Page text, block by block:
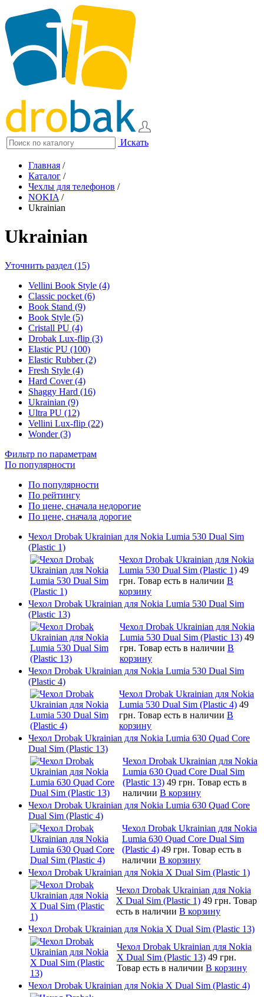
Искать
Главная /
Каталог /
Чехлы для телефонов /
NOKIA /
Ukrainian
Ukrainian
Уточнить раздел (15)
Vellini Book Style (4)
Classic pocket (6)
Book Stand (9)
Book Style (5)
Cristall PU (4)
Drobak Lux-flip (3)
Elastic PU (100)
Elastic Rubber (2)
Fresh Style (4)
Hard Cover (4)
Shaggy Hard (16)
Ukrainian (9)
Ultra PU (12)
Vellini Lux-flip (22)
Wonder (3)
Фильтр по параметрам
По популярности
По популярности
По рейтингу
По цене, сначала недорогие
По цене, сначала дорогие
Чехол Drobak Ukrainian для Nokia Lumia 530 Dual Sim
(Plastic 1)
Чехол Drobak Ukrainian для Nokia
Lumia 530 Dual Sim (Plastic 1) 49
грн. Товар есть в наличии В
корзину
Чехол Drobak Ukrainian для Nokia Lumia 530 Dual Sim
(Plastic 13)
Чехол Drobak Ukrainian для Nokia
Lumia 530 Dual Sim (Plastic 13) 49
грн. Товар есть в наличии В
корзину
Чехол Drobak Ukrainian для Nokia Lumia 530 Dual Sim
(Plastic 4)
Чехол Drobak Ukrainian для Nokia
Lumia 530 Dual Sim (Plastic 4) 49
грн. Товар есть в наличии В
корзину
Чехол Drobak Ukrainian для Nokia Lumia 630 Quad Core
Dual Sim (Plastic 13)
Чехол Drobak Ukrainian для Nokia
Lumia 630 Quad Core Dual Sim
(Plastic 13) 49 грн. Товар есть в
наличии В корзину
Чехол Drobak Ukrainian для Nokia Lumia 630 Quad Core
Dual Sim (Plastic 4)
Чехол Drobak Ukrainian для Nokia
Lumia 630 Quad Core Dual Sim
(Plastic 4) 49 грн. Товар есть в
наличии В корзину
Чехол Drobak Ukrainian для Nokia X Dual Sim (Plastic 1)
Чехол Drobak Ukrainian для Nokia
X Dual Sim (Plastic 1) 49 грн. Товар
есть в наличии В корзину
Чехол Drobak Ukrainian для Nokia X Dual Sim (Plastic 13)
Чехол Drobak Ukrainian для Nokia
X Dual Sim (Plastic 13) 49 грн.
Товар есть в наличии В корзину
Чехол Drobak Ukrainian для Nokia X Dual Sim (Plastic 4)